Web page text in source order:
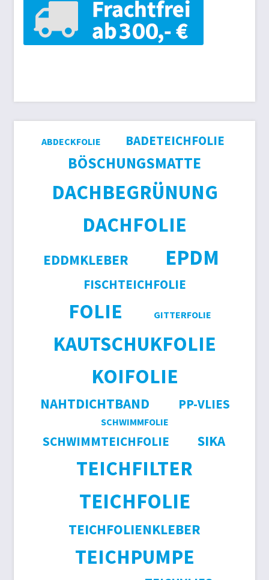
ABDECKFOLIE BADETEICHFOLIE
BÖSCHUNGSMATTE
DACHBEGRÜNUNG
DACHFOLIE
EDDMKLEBER EPDM
FISCHTEICHFOLIE
FOLIE GITTERFOLIE
KAUTSCHUKFOLIE
KOIFOLIE
NAHTDICHTBAND PP-VLIES
SCHWIMMFOLIE
SCHWIMMTEICHFOLIE SIKA
TEICHFILTER
TEICHFOLIE
TEICHFOLIENKLEBER
TEICHPUMPE